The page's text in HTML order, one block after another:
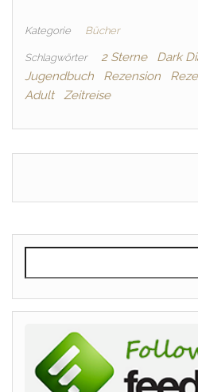
Kategorie Bücher
Schlagwörter 2 Sterne Dark
Jugendbuch
Rezension
Adult
Zeitreise